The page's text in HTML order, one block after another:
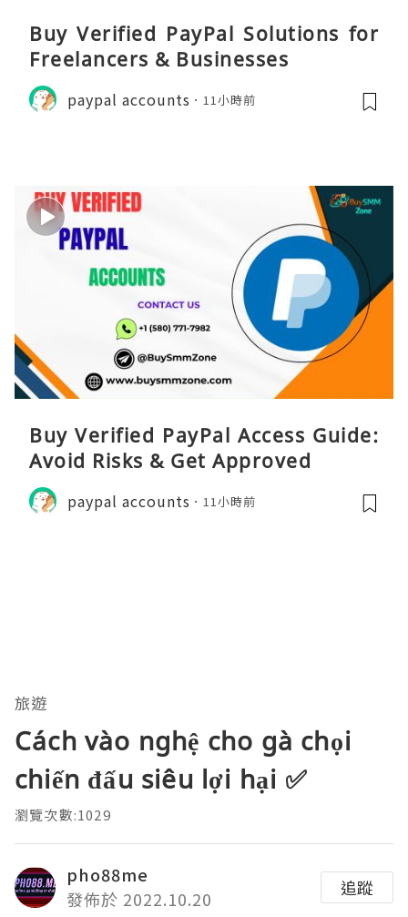
Buy Verified PayPal Solutions for
Freelancers & Businesses
paypal accounts 11小時前
Buy Verified PayPal Access Guide:
Avoid Risks & Get Approved
paypal accounts 11小時前
旅遊
Cách vào nghệ cho gà chọi
chiến đấu siêu lợi hại ✅
瀏覽次數:1029
pho88me
發佈於 2022.10.20
追蹤